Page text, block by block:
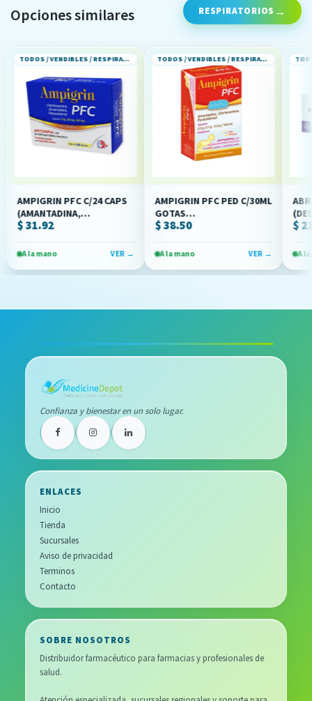
Opciones similares RESPIRATORIOS
TODOS / VENDIBLES / RESPIRATORIOS
PFC C/24 CAPS
31.92
A la mano VER →
TODOS / VENDIBLES / RESPIRATORIOS
AMPIGRIN PFC PED C/30ML
GOTAS
(AMANTADINA/CLORFENAMINA/
$ 38.50
A la mano VER →
ABRUNT
$ 21.91
A la mano
Confianza y bienestar en un solo lugar.
ENLACES
Inicio
Tienda
Sucursales
Aviso de privacidad
Terminos
Contacto
SOBRE NOSOTROS
Distribuidor farmacéutico para farmacias y profesionales de
salud.